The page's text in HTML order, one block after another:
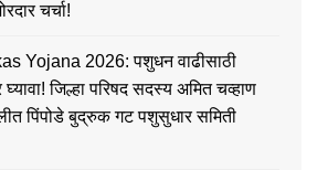
चर्चा!
Yojana 2026: पशुधन वाढीसाठी
जिल्हा परिषद सदस्य अमित चव्हाण
पिंपोडे बुद्रुक गट पशुसुधार समिती